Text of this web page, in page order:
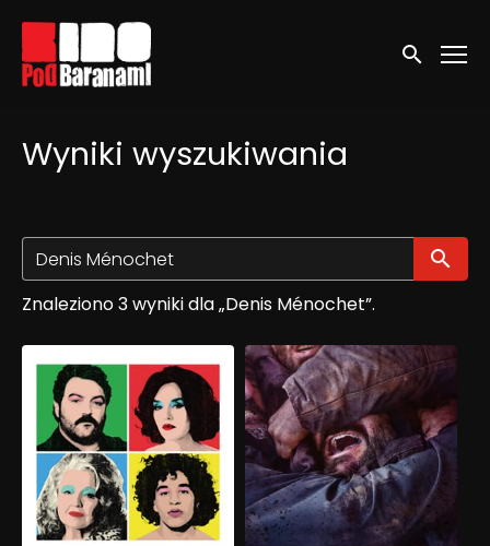
Linki ułatwień dostępu
Wyszukaj
Wyniki wyszukiwania
Znaleziono 3 wyniki dla „Denis Ménochet”.